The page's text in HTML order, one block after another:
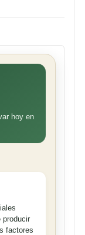
hoy en
producir
factores